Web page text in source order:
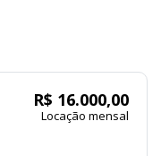
R$ 16.000,00
Locação mensal